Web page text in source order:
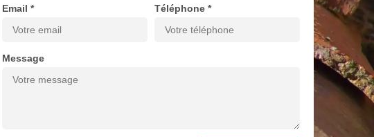
Email * Téléphone *
Message